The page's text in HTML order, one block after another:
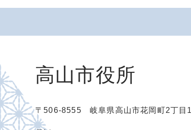
高山市役所
〒506-8555 岐阜県高山市花岡町2丁